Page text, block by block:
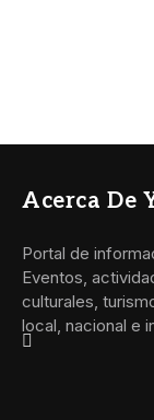
Acerca De
Portal de
Eventos,
culturales,
local, nacional e